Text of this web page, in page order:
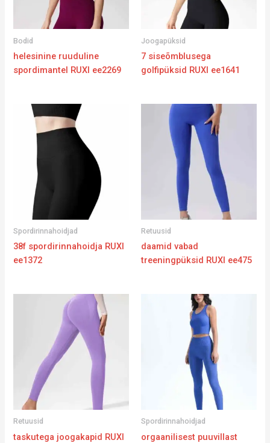
Bodid
helesinine ruuduline
spordimantel RUXI ee2269
Joogapüksid
7 siseõmblusega
golfipüksid RUXI ee1641
Spordirinnahoidjad
38f spordirinnahoidja RUXI
ee1372
Retuusid
daamid vabad
treeningpüksid RUXI ee475
Retuusid
taskutega joogakapid RUXI
Spordirinnahoidjad
orgaanilisest puuvillast